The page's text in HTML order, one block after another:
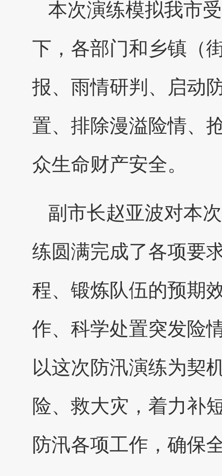
本次演练模拟我市
下，各部门和乡镇（
报、雨情研判、启动
置、排除漫溢险情、
众生命财产安全。
副市长赵亚波对本
练圆满完成了各项要
程、锻炼队伍的预期
作、科学处置突发险
以这次防汛演练为契
险、救大灾，着力补
防汛各项工作，确保